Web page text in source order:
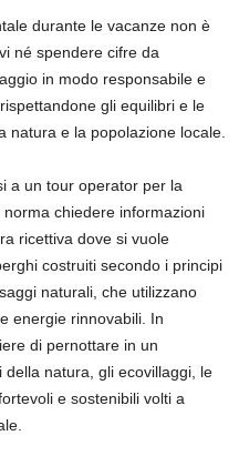
durante le vacanze non è
né spendere cifre da
in modo responsabile e
gli equilibri e le
natura e la popolazione locale.
a un tour operator per la
chiedere informazioni
ricettiva dove si vuole
costruiti secondo i principi
naturali, che utilizzano
energie rinnovabili. In
di pernottare in un
natura, gli ecovillaggi, le
e sostenibili volti a